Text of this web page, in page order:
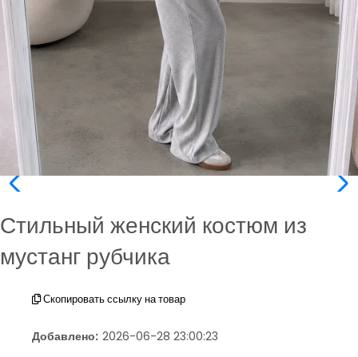
Стильный женский костюм из
мустанг рубчика
Скопировать ссылку на товар
Добавлено: 2026-06-28 23:00:23